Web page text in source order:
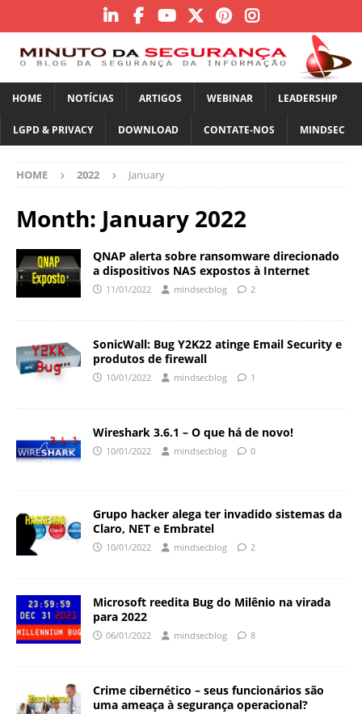
HOME NOTÍCIAS ARTIGOS WEBINAR LEADERSHIP
LGPD & PRIVACY DOWNLOAD CONTATE-NOS MINDSEC
HOME 2022 January
Month: January 2022
QNAP alerta sobre ransomware direcionado
a dispositivos NAS expostos à Internet
11/01/2022 mindsecblog 2
SonicWall: Bug Y2K22 atinge Email Security e
produtos de firewall
10/01/2022 mindsecblog 1
Wireshark 3.6.1 – O que há de novo!
10/01/2022 mindsecblog 0
Grupo hacker alega ter invadido sistemas da
Claro, NET e Embratel
10/01/2022 mindsecblog 2
Microsoft reedita Bug do Milênio na virada
para 2022
06/01/2022 mindsecblog 8
Crime cibernético – seus funcionários são
uma ameaça à segurança operacional?